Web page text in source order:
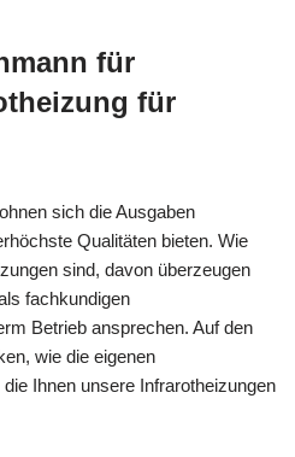
für
für
sich die Ausgaben
Qualitäten bieten. Wie
sind, davon überzeugen
fachkundigen
Betrieb ansprechen. Auf den
wie die eigenen
Ihnen unsere Infrarotheizungen